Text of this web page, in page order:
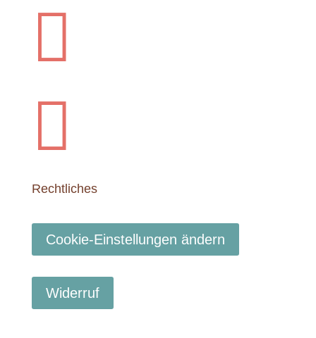


Rechtliches
Cookie-Einstellungen ändern
Widerruf